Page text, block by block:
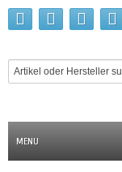
MENU